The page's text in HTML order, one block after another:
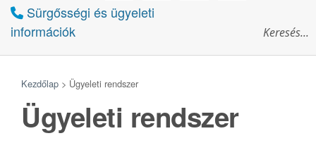
Sürgősségi és ügyeleti
információk
Kezdőlap > Ügyeleti rendszer
Ügyeleti rendszer